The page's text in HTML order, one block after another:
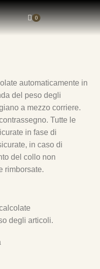
0
automaticamente in
del peso degli
a mezzo corriere.
Tutte le
in fase di
in caso di
del collo non
rimborsate.
degli articoli.